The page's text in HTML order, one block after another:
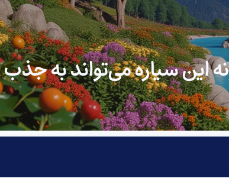
سیاره می‌تواند به جذب